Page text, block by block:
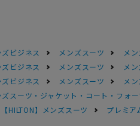
ズビジネス メンズスーツ
メ
ズビジネス メンズスーツ
メ
ズビジネス メンズスーツ
メ
ズスーツ・ジャケット・コート・フォ
【HILTON】メンズスーツ プレミア